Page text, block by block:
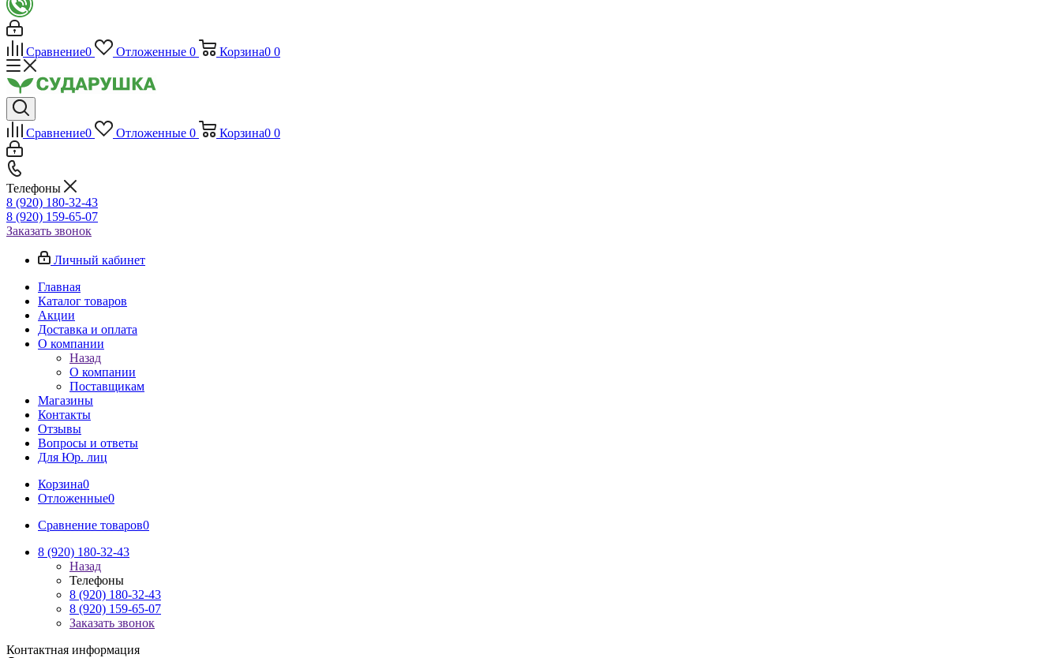
Сравнение0 Отложенные 0 Корзина0 0
Сравнение0 Отложенные 0 Корзина0 0
Телефоны
8 (920) 180-32-43
8 (920) 159-65-07
Заказать звонок
Личный кабинет
Главная
Каталог товаров
Акции
Доставка и оплата
О компании
Назад
О компании
Поставщикам
Магазины
Контакты
Отзывы
Вопросы и ответы
Для Юр. лиц
Корзина0
Отложенные0
Сравнение товаров0
8 (920) 180-32-43
Назад
Телефоны
8 (920) 180-32-43
8 (920) 159-65-07
Заказать звонок
Контактная информация